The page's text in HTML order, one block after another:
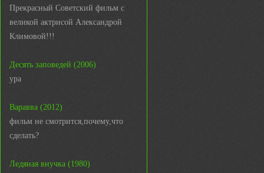
Прекрасный Советский фильм с
великой актрисой Александрой
Климовой!!!
Десять заповедей (2006)
ура
Варавва (2012)
фильм не смотрится,почему,что
сделать?
Ледяная внучка (1980)